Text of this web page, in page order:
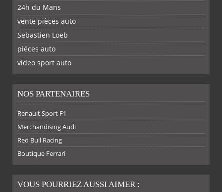
PLUS
FACEBOOKTWITTERGOOGLEPINTEREST
SUR SUR SUR
FACEBOOKTWITTER
24h du Mans
vente pièces auto
Sebastien Loeb
piéces auto
video sport auto
NOS PARTENAIRES
Renault Sport F1
Merchandising Audi
Red Bull Racing
Boutique Ferrari
VOUS POURRIEZ AUSSI AIMER :